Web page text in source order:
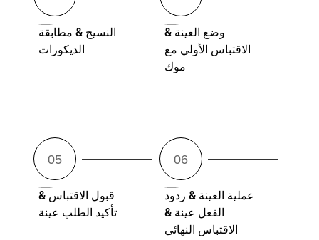
النسيج & مطابقة
الديكورات
وضع العينة &
الاقتباس الأولي مع
موك
قبول الاقتباس &
تأكيد الطلب عينة
عملية العينة & ردود
الفعل عينة &
الاقتباس النهائي